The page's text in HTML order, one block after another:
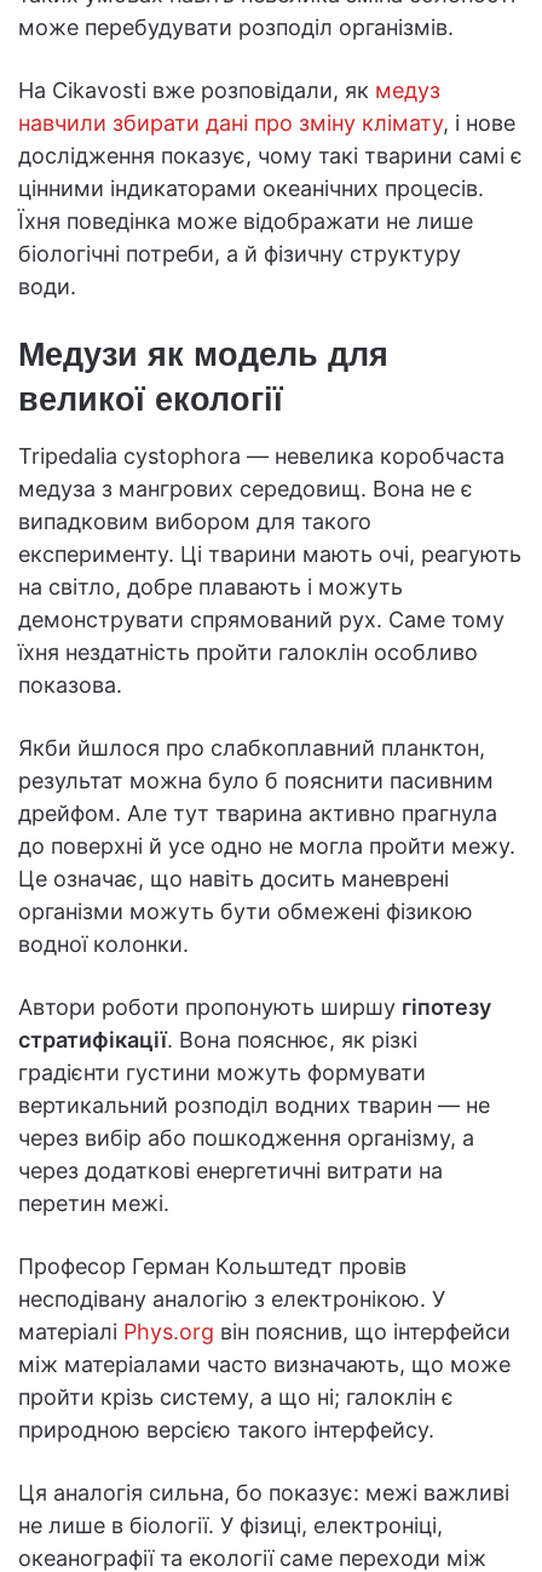
може перебудувати розподіл організмів.
На Cikavosti вже розповідали, як медуз
навчили збирати дані про зміну клімату, і нове
дослідження показує, чому такі тварини самі є
цінними індикаторами океанічних процесів.
Їхня поведінка може відображати не лише
біологічні потреби, а й фізичну структуру
води.
Медузи як модель для
великої екології
Tripedalia cystophora — невелика коробчаста
медуза з мангрових середовищ. Вона не є
випадковим вибором для такого
експерименту. Ці тварини мають очі, реагують
на світло, добре плавають і можуть
демонструвати спрямований рух. Саме тому
їхня нездатність пройти галоклін особливо
показова.
Якби йшлося про слабкоплавний планктон,
результат можна було б пояснити пасивним
дрейфом. Але тут тварина активно прагнула
до поверхні й усе одно не могла пройти межу.
Це означає, що навіть досить маневрені
організми можуть бути обмежені фізикою
водної колонки.
Автори роботи пропонують ширшу гіпотезу
стратифікації. Вона пояснює, як різкі
градієнти густини можуть формувати
вертикальний розподіл водних тварин — не
через вибір або пошкодження організму, а
через додаткові енергетичні витрати на
перетин межі.
Професор Герман Кольштедт провів
несподівану аналогію з електронікою. У
матеріалі Phys.org він пояснив, що інтерфейси
між матеріалами часто визначають, що може
пройти крізь систему, а що ні; галоклін є
природною версією такого інтерфейсу.
Ця аналогія сильна, бо показує: межі важливі
не лише в біології. У фізиці, електроніці,
океанографії та екології саме переходи між